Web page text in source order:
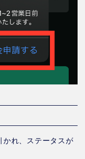
れ、ステータスが